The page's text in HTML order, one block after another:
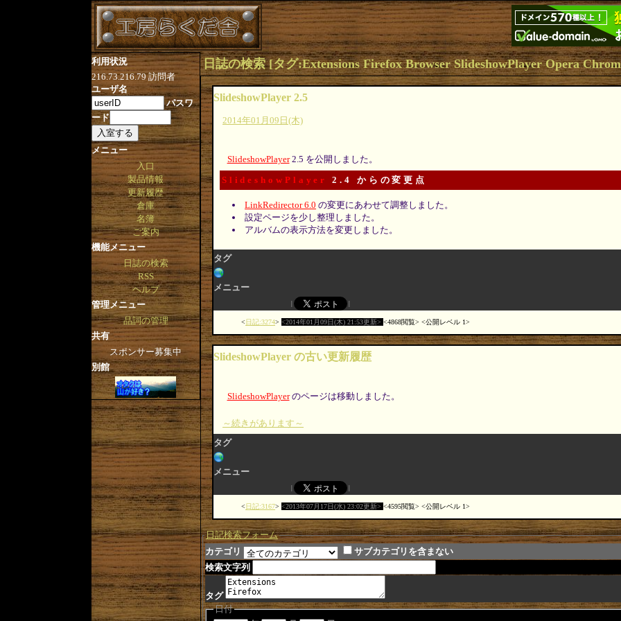
日誌の検索 [タグ:Extensions Firefox Browser SlideshowPlayer Opera
SlideshowPlayer 2.5
2014年01月09日(木)
SlideshowPlayer2.5 を公開しました。
SlideshowPlayer 2.4 からの変更点
LinkRedirector 6.0 の変更にあわせて調整しました。
設定ページを少し整理しました。
アルバムの表示方法を変更しました。
タグ
メニュー
日記:3274 2014年01月09日(木) 21:53更新 4868閲覧 公開レベル 1
SlideshowPlayer の古い更新履歴
SlideshowPlayerのページは移動しました。
～続きがあります～
タグ
メニュー
日記:3167 2013年07月17日(水) 23:02更新 4595閲覧 公開レベル 1
日記検索フォーム
カテゴリ
サブカテゴリを含まない
検索文字列
タグ
日付
利用状況
216.73.216.79訪問者
ユーザ名
パスワ
ード
メニュー
入口
製品情報
更新履歴
倉庫
名簿
ご案内
機能メニュー
日誌の検索
RSS
ヘルプ
管理メニュー
品詞の管理
共有
スポンサー募集中
別館